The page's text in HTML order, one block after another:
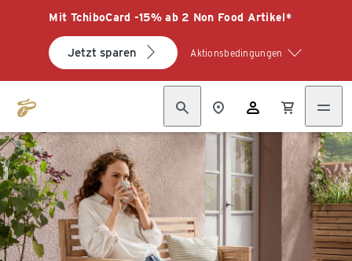
Mit TchiboCard -15% ab 2 Non Food Artikel*
Jetzt sparen Aktionsbedingungen